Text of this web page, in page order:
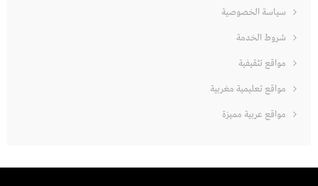
سياسة الخصوصية
شروط الخدمة
مواقع تثقيفية
مواقع تعليمية مغربية
مواقع عربية مميزة